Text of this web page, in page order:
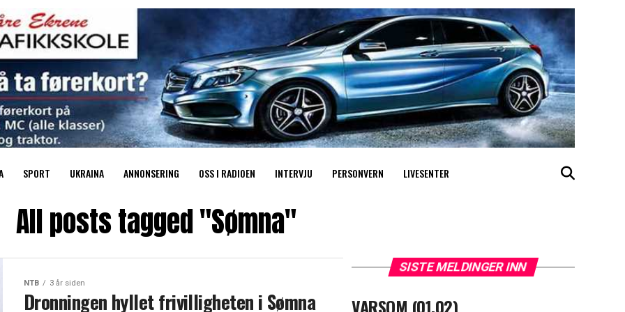
SPORT UKRAINA ANNONSERING OSS I RADIOEN INTERVJU PERSONVERN LIVESENTER
All posts tagged "Sømna"
NTB 3 år siden
Dronningen hyllet frivilligheten i Sømna
SISTE MELDINGER INN
VARSOM (01.02)